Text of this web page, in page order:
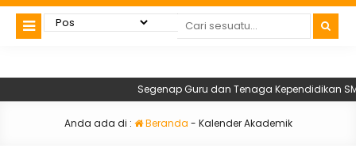
Segenap Guru dan Tenaga Kependidikan
Anda ada di : Beranda - Kalender Akademik